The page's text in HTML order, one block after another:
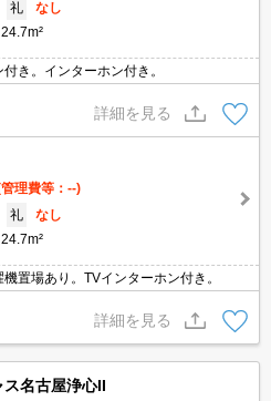
礼
なし
24.7m²
き。インターホン付き。
詳細を見る
理費等：--)
礼
なし
24.7m²
置場あり。TVインターホン付き。
詳細を見る
名古屋浄心II